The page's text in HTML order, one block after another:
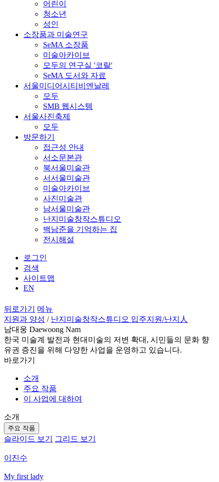
어린이
청소년
성인
소장품과 미술연구
SeMA 소장품
미술아카이브
모두의 연구실 '코랄'
SeMA 도서와 자료
서울미디어시티비엔날레
모두
SMB 웹시스템
서울사진축제
모두
방문하기
접근성 안내
서소문본관
북서울미술관
서서울미술관
미술아카이브
사진미술관
남서울미술관
난지미술창작스튜디오
백남준을 기억하는 집
전시해설
로그인
검색
사이트맵
EN
뒤로가기
메뉴
지원과 양성 / 난지미술창작스튜디오 입주지원/난지人
남대웅 Daewoong Nam
한국 미술계 발전과 현대미술의 저변 확대, 시민들의 문화 향
유권 증진을 위해 다양한 사업을 운영하고 있습니다.
바로가기
소개
주요 작품
이 사업에 대하여
소개
주요 작품
슬라이드 보기 그리드 보기
이진수
My first lady